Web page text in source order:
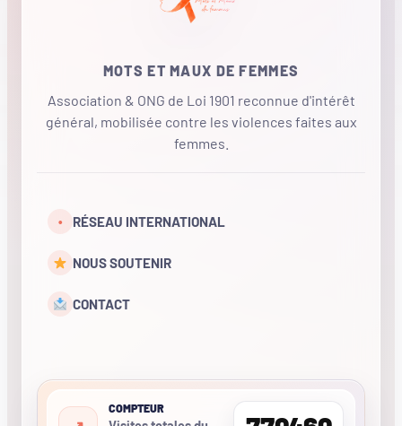
MOTS ET MAUX DE FEMMES
Association & ONG de Loi 1901 reconnue d'intérêt
général, mobilisée contre les violences faites aux
femmes.
• RÉSEAU INTERNATIONAL
NOUS SOUTENIR
CONTACT
COMPTEUR